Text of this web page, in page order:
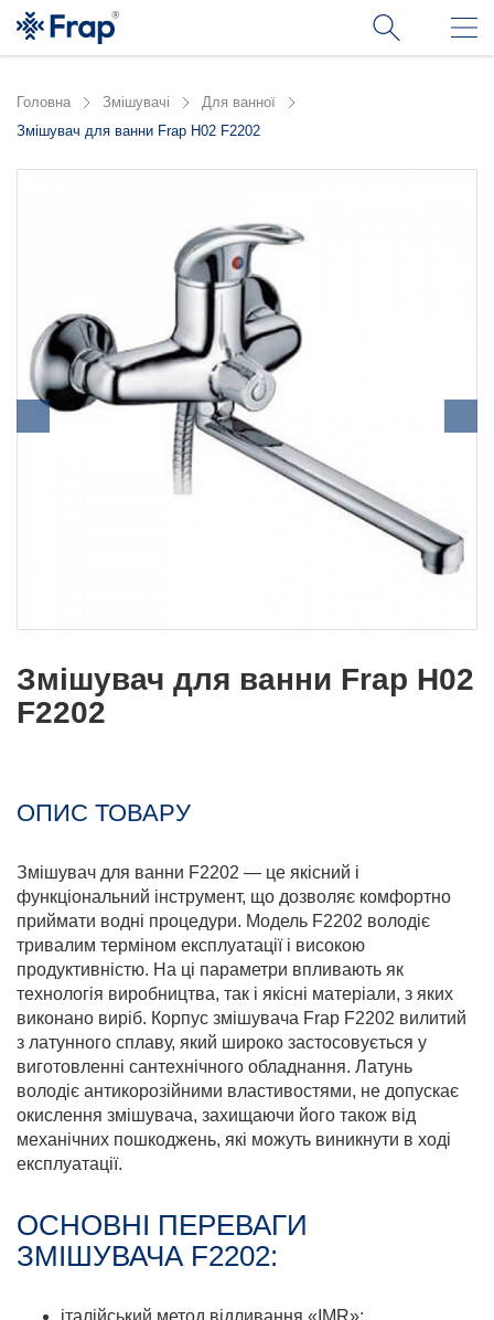
Головна Змішувачі
Для ванної
Змішувач для ванни Frap H02 F2202
Змішувач для ванни Frap H02
F2202
ОПИС ТОВАРУ
Змішувач для ванни F2202 — це якісний і
функціональний інструмент, що дозволяє комфортно
приймати водні процедури. Модель F2202 володіє
тривалим терміном експлуатації і високою
продуктивністю. На ці параметри впливають як
технологія виробництва, так і якісні матеріали, з яких
виконано виріб. Корпус змішувача Frap F2202 вилитий
з латунного сплаву, який широко застосовується у
виготовленні сантехнічного обладнання. Латунь
володіє антикорозійними властивостями, не допускає
окислення змішувача, захищаючи його також від
механічних пошкоджень, які можуть виникнути в ході
експлуатації.
ОСНОВНІ ПЕРЕВАГИ
ЗМІШУВАЧА F2202:
італійський метод відливання «IMR»;